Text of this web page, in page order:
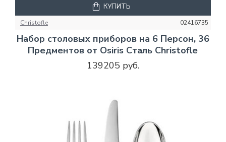
Christofle 02416735
Набор столовых приборов на 6 Персон, 36
Предментов от Osiris Сталь Christofle
139205 руб.
КУПИТЬ